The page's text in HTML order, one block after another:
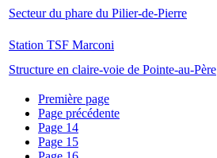
Secteur du phare du Pilier-de-Pierre
Station TSF Marconi
Structure en claire-voie de Pointe-au-Père
Première page
Page précédente
Page 14
Page 15